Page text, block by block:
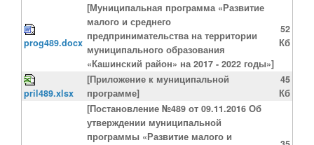
prog489.docx
[Муниципальная программа «Развитие
малого и среднего
предпринимательства на территории
муниципального образования
«Кашинский район» на 2017 - 2022 годы»]
52
Кб
pril489.xlsx
[Приложение к муниципальной
программе]
45
Кб
[Постановление №489 от 09.11.2016 Об
утверждении муниципальной
программы «Развитие малого и